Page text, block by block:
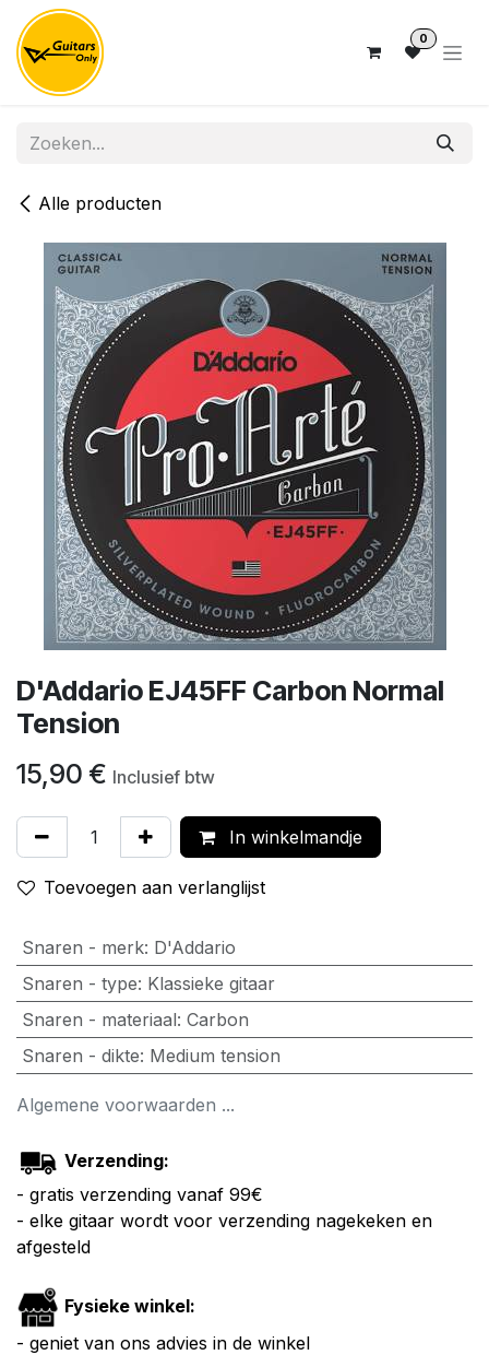
Overslaan naar inhoud
0
Alle producten
D'Addario EJ45FF Carbon Normal
Tension
15,90 € Inclusief btw
In winkelmandje
Toevoegen aan verlanglijst
Snaren - merk: D'Addario
Snaren - type: Klassieke gitaar
Snaren - materiaal: Carbon
Snaren - dikte: Medium tension
Algemene voorwaarden ...
Verzending:
- gratis verzending vanaf 99€
- elke gitaar wordt voor verzending nagekeken en
afgesteld
Fysieke winkel:
- geniet van ons advies in de winkel